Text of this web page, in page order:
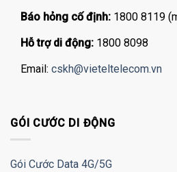
Báo hỏng cố định: 1800 8119
Hỗ trợ di động: 1800 8098
Email: cskh@vieteltelecom.vn
GÓI CƯỚC DI ĐỘNG
Gói Cước Data 4G/5G